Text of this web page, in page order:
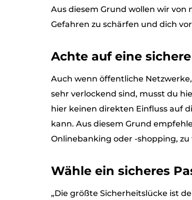
Aus diesem Grund wollen wir von
Gefahren zu schärfen und dich
Achte auf eine
Auch wenn öffentliche
sehr verlockend sind, musst du
hier keinen direkten Einfluss auf
kann. Aus diesem Grund
Onlinebanking oder -shopping, zu
Wähle ein sicheres
„Die größte Sicherheitslücke ist